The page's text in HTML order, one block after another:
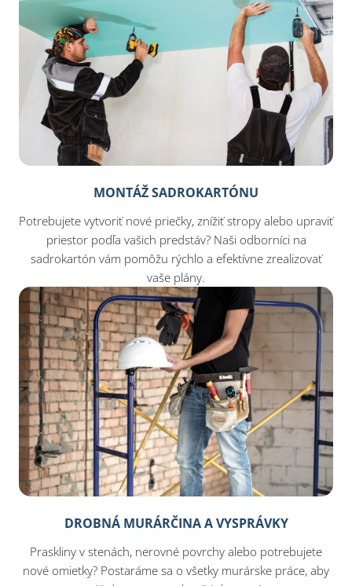
MONTÁŽ SADROKARTÓNU
Potrebujete vytvoriť nové priečky, znížiť stropy alebo upraviť
priestor podľa vašich predstáv? Naši odborníci na
sadrokartón vám pomôžu rýchlo a efektívne zrealizovať
vaše plány.
DROBNÁ MURÁRČINA A VYSPRÁVKY
Praskliny v stenách, nerovné povrchy alebo potrebujete
nové omietky? Postaráme sa o všetky murárske práce, aby